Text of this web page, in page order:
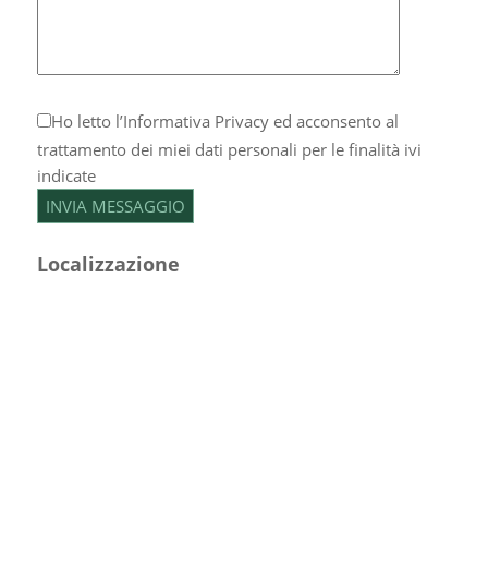
Ho letto l’Informativa Privacyed acconsento al
trattamento dei miei dati personali per le finalità ivi
indicate
Localizzazione